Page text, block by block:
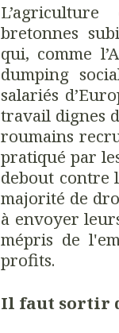
bretonnes
qui, comme
dumping
salariés
travail dignes
roumains
pratiqué par
debout contre
majorité de
à envoyer
mépris de
profits.
Il faut sortir